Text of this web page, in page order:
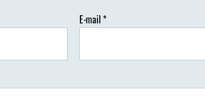
E-mail*